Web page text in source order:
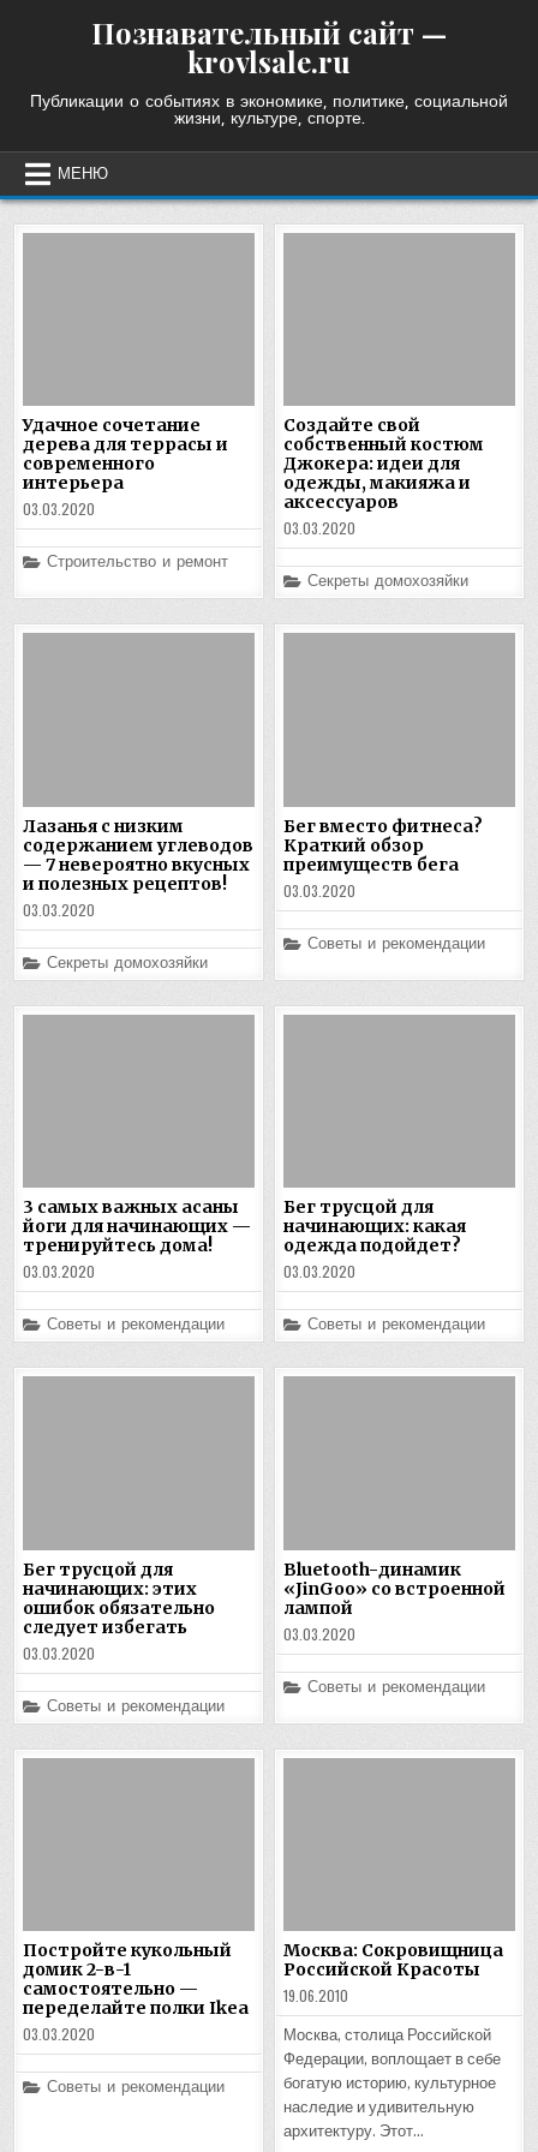
Познавательный сайт —
krovlsale.ru
Публикации о событиях в экономике, политике, социальной
жизни, культуре, спорте.
МЕНЮ
Удачное сочетание
дерева для террасы и
современного
интерьера
03.03.2020
Posted
Строительство и ремонт
Создайте свой
собственный костюм
Джокера: идеи для
одежды, макияжа и
аксессуаров
03.03.2020
Posted
in
Секреты домохозяйки
Лазанья с низким
содержанием углеводов
— 7 невероятно вкусных
и полезных рецептов!
03.03.2020
Posted
in
Секреты домохозяйки
Бег вместо фитнеса?
Краткий обзор
преимуществ бега
03.03.2020
Posted
Советы и рекомендации
3 самых важных асаны
йоги для начинающих —
тренируйтесь дома!
03.03.2020
Posted
in
Советы и рекомендации
Бег трусцой для
начинающих: какая
одежда подойдет?
03.03.2020
Posted
in
Советы и рекомендации
Бег трусцой для
начинающих: этих
ошибок обязательно
следует избегать
03.03.2020
Posted
in
Советы и рекомендации
Bluetooth-динамик
«JinGoo» со встроенной
лампой
03.03.2020
Posted
Советы и рекомендации
Постройте кукольный
домик 2-в-1
самостоятельно —
переделайте полки Ikea
03.03.2020
Posted
Советы и рекомендации
Москва: Сокровищница
Российской Красоты
19.06.2010
Москва, столица Российской
Федерации, воплощает в себе
богатую историю, культурное
наследие и удивительную
архитектуру. Этот…